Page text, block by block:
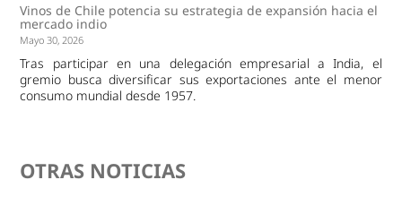
Vinos de Chile potencia su estrategia de expansión hacia el
mercado indio
Mayo 30, 2026
Tras participar en una delegación empresarial a India, el
gremio busca diversificar sus exportaciones ante el menor
consumo mundial desde 1957.
OTRAS NOTICIAS